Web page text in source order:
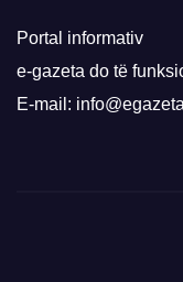
Portal informativ
e-gazeta do të
E-mail: